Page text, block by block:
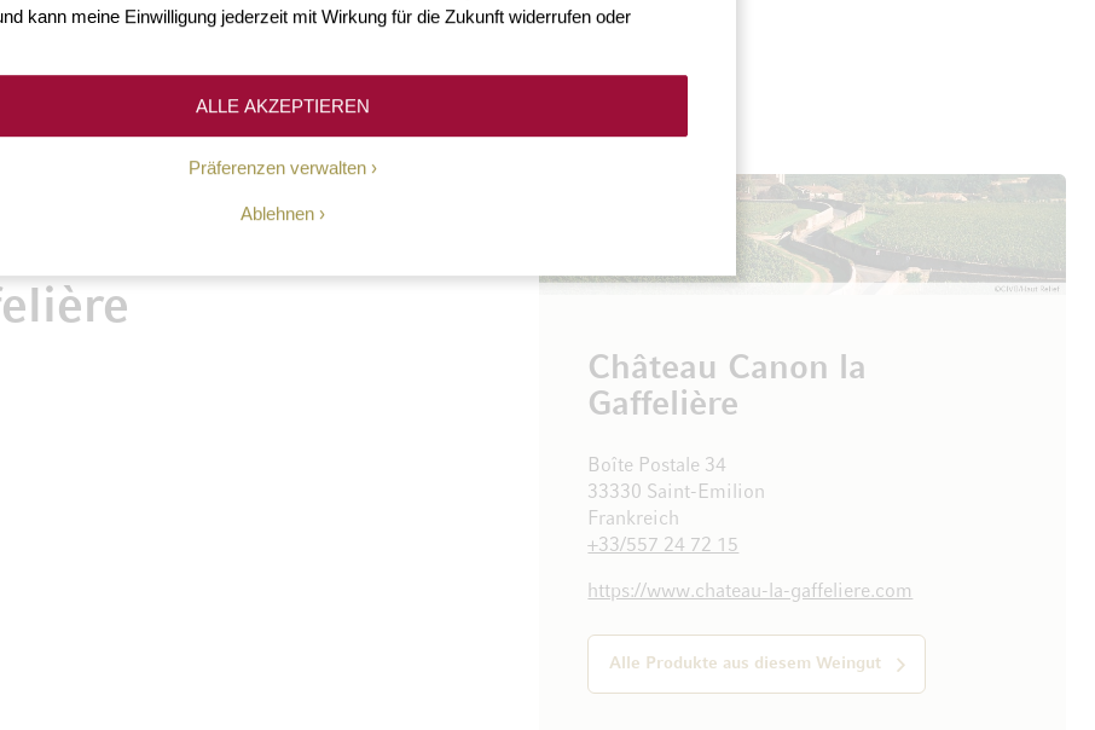
kann meine Einwilligung jederzeit mit Wirkung für die Zukunft widerrufen oder
Präferenzen verwalten
Ablehnen
ALLE AKZEPTIEREN
Wein
Château Canon la
Gaffelière
Boîte Postale 34
33330 Saint-Emilion
Frankreich
+33/557 24 72 15
https://www.chateau-la-gaffeliere.com
Alle Produkte aus diesem Weingut